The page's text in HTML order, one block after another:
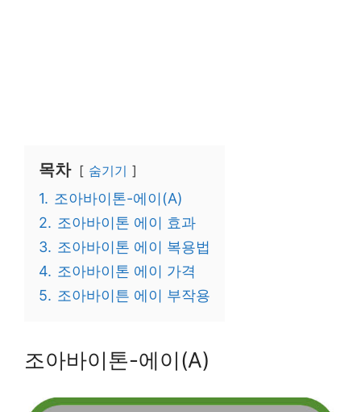
목차 숨기기
1. 조아바이톤-에이(A)
2. 조아바이톤 에이 효과
3. 조아바이톤 에이 복용법
4. 조아바이톤 에이 가격
5. 조아바이튼 에이 부작용
조아바이톤-에이(A)